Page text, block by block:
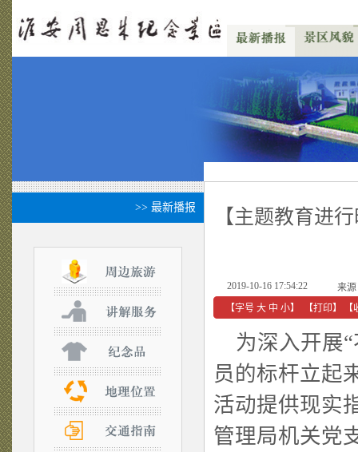
>> 最新播报 【主题教育进
2019-10-16 17:54:22
来
【字号 大 中 小】 【打印】
为深入开展“
员的标杆立起
活动提供现实
管理局机关党